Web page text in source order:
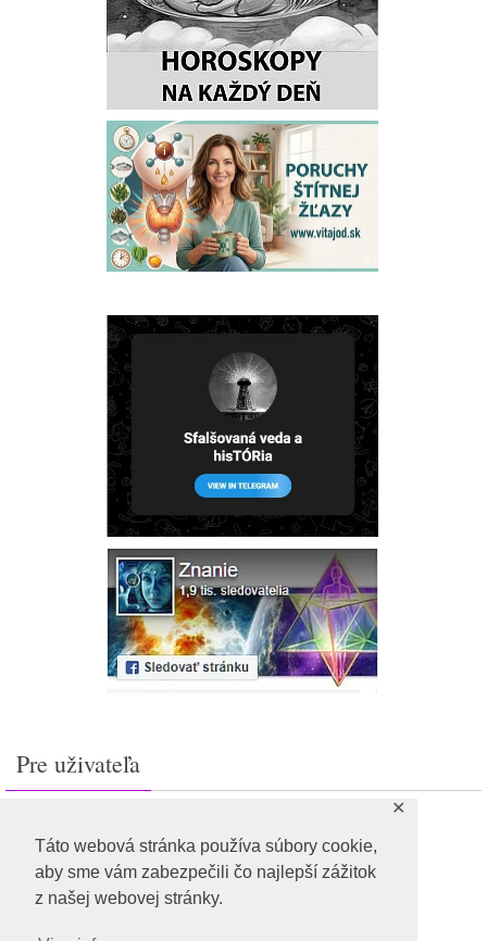
Táto webová stránka používa súbory cookie,
aby sme vám zabezpečili čo najlepší zážitok
z našej webovej stránky.
✕
Pre uživateľa
Feed záznamov
RSS feed komentárov
WordPress.org